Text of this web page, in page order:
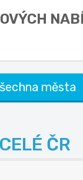
města
CELÉ ČR